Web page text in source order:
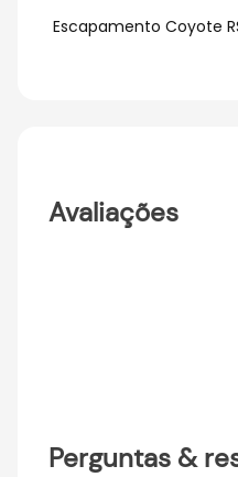
Escapamento Coyote
Avaliações
Perguntas &